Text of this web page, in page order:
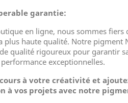
garantie:
en ligne, nous sommes
plus haute qualité. Notre pigment
qualité rigoureux pour garantir
exceptionnelles.
à votre créativité et
à vos projets avec notre